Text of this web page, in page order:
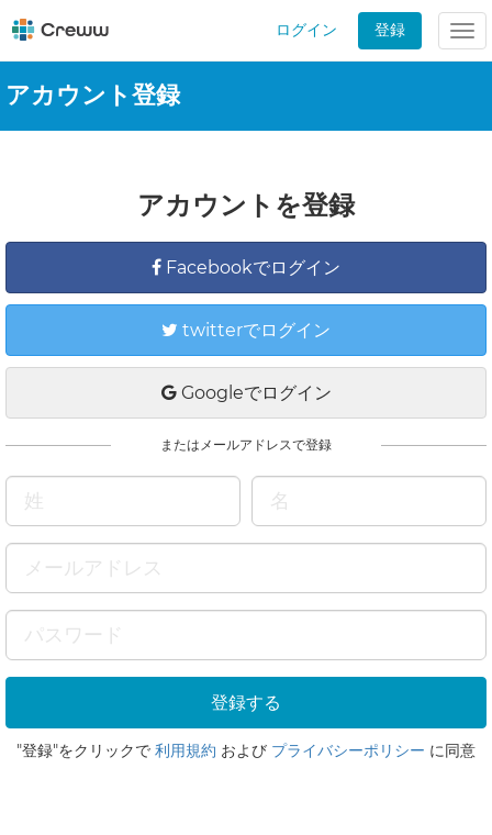
ログイン 登録
アカウント登録
アカウントを登録
Facebookでログイン
twitterでログイン
Googleでログイン
またはメールアドレスで登録
"登録"をクリックで 利用規約 および プライバシーポリシー に同意